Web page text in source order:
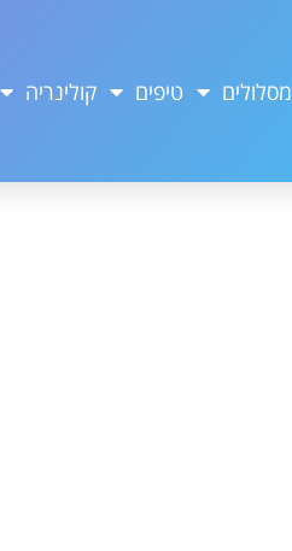
מסלולים טיפים קולינריה